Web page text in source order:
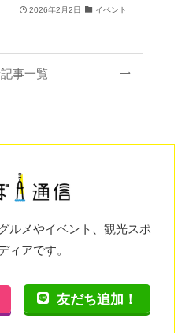
2026年2月2日 イベント
事一覧
ルメやイベント、観光スポ
ィアです。
友だち追加！